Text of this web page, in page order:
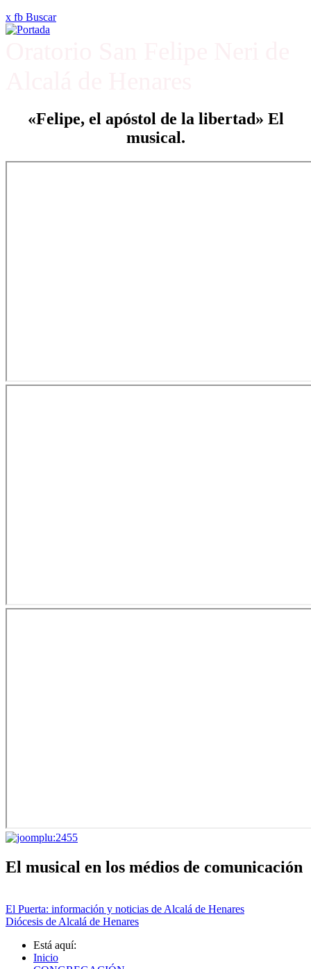
x fb Buscar
«Felipe, el apóstol de la libertad» El
musical.
El musical en los médios de comunicación
El Puerta: información y noticias de Alcalá de Henares
Diócesis de Alcalá de Henares
Está aquí:
Inicio